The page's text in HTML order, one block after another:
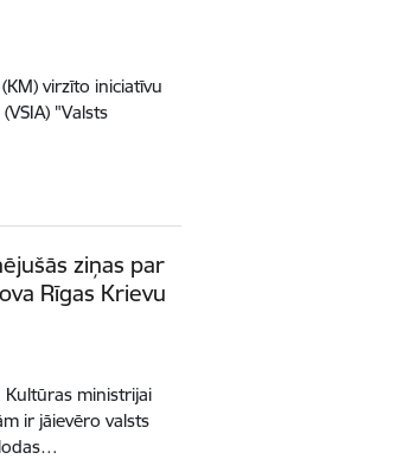
virzīto iniciatīvu
"Valsts
ziņas par
Rīgas Krievu
ministrijai
ir jāievēro valsts